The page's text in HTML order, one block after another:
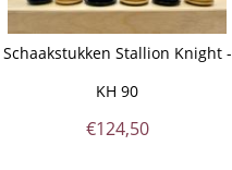
Schaakstukken Stallion Knight -
KH 90
€124,50